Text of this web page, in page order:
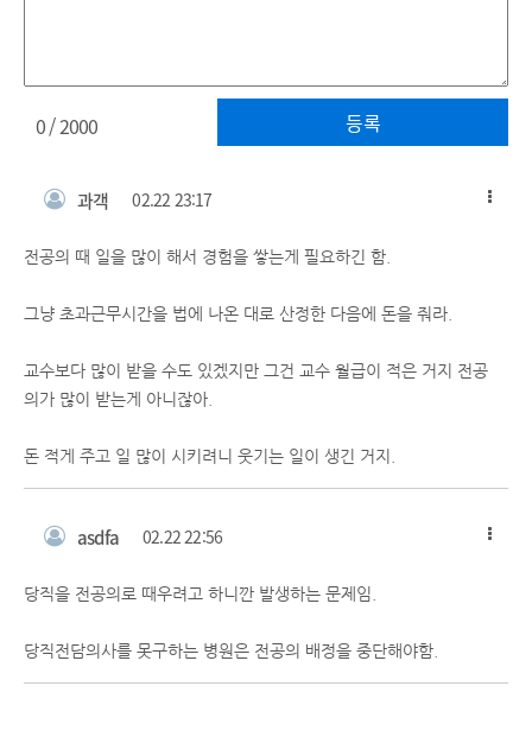
등록
0/ 2000
과객 02.22 23:17
전공의 때 일을 많이 해서 경험을 쌓는게 필요하긴 함.
그냥 초과근무시간을 법에 나온 대로 산정한 다음에 돈을 줘라.
교수보다 많이 받을 수도 있겠지만 그건 교수 월급이 적은 거지 전공
의가 많이 받는게 아니잖아.
돈 적게 주고 일 많이 시키려니 웃기는 일이 생긴 거지.
asdfa 02.22 22:56
당직을 전공의로 때우려고 하니깐 발생하는 문제임.
당직전담의사를 못구하는 병원은 전공의 배정을 중단해야함.